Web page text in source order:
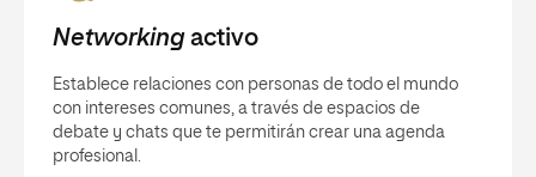
Networkingactivo
Establece relaciones con personas de todo el mundo
con intereses comunes, a través de espacios de
debate y chats que te permitirán crear una agenda
profesional.